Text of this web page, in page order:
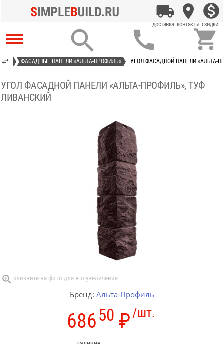
  
ФАСАДНЫЕ ПАНЕЛИ «АЛЬТА-ПРОФИЛЬ» УГОЛ ФАСАДНОЙ ПАНЕЛИ «АЛЬТА-
УГОЛ ФАСАДНОЙ ПАНЕЛИ «АЛЬТА-ПРОФИЛЬ», ТУФ
ЛИВАНСКИЙ
Бренд: Альта-Профиль
/шт.
68650 ₽